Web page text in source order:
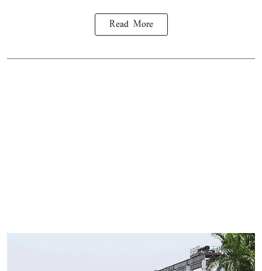
Read More